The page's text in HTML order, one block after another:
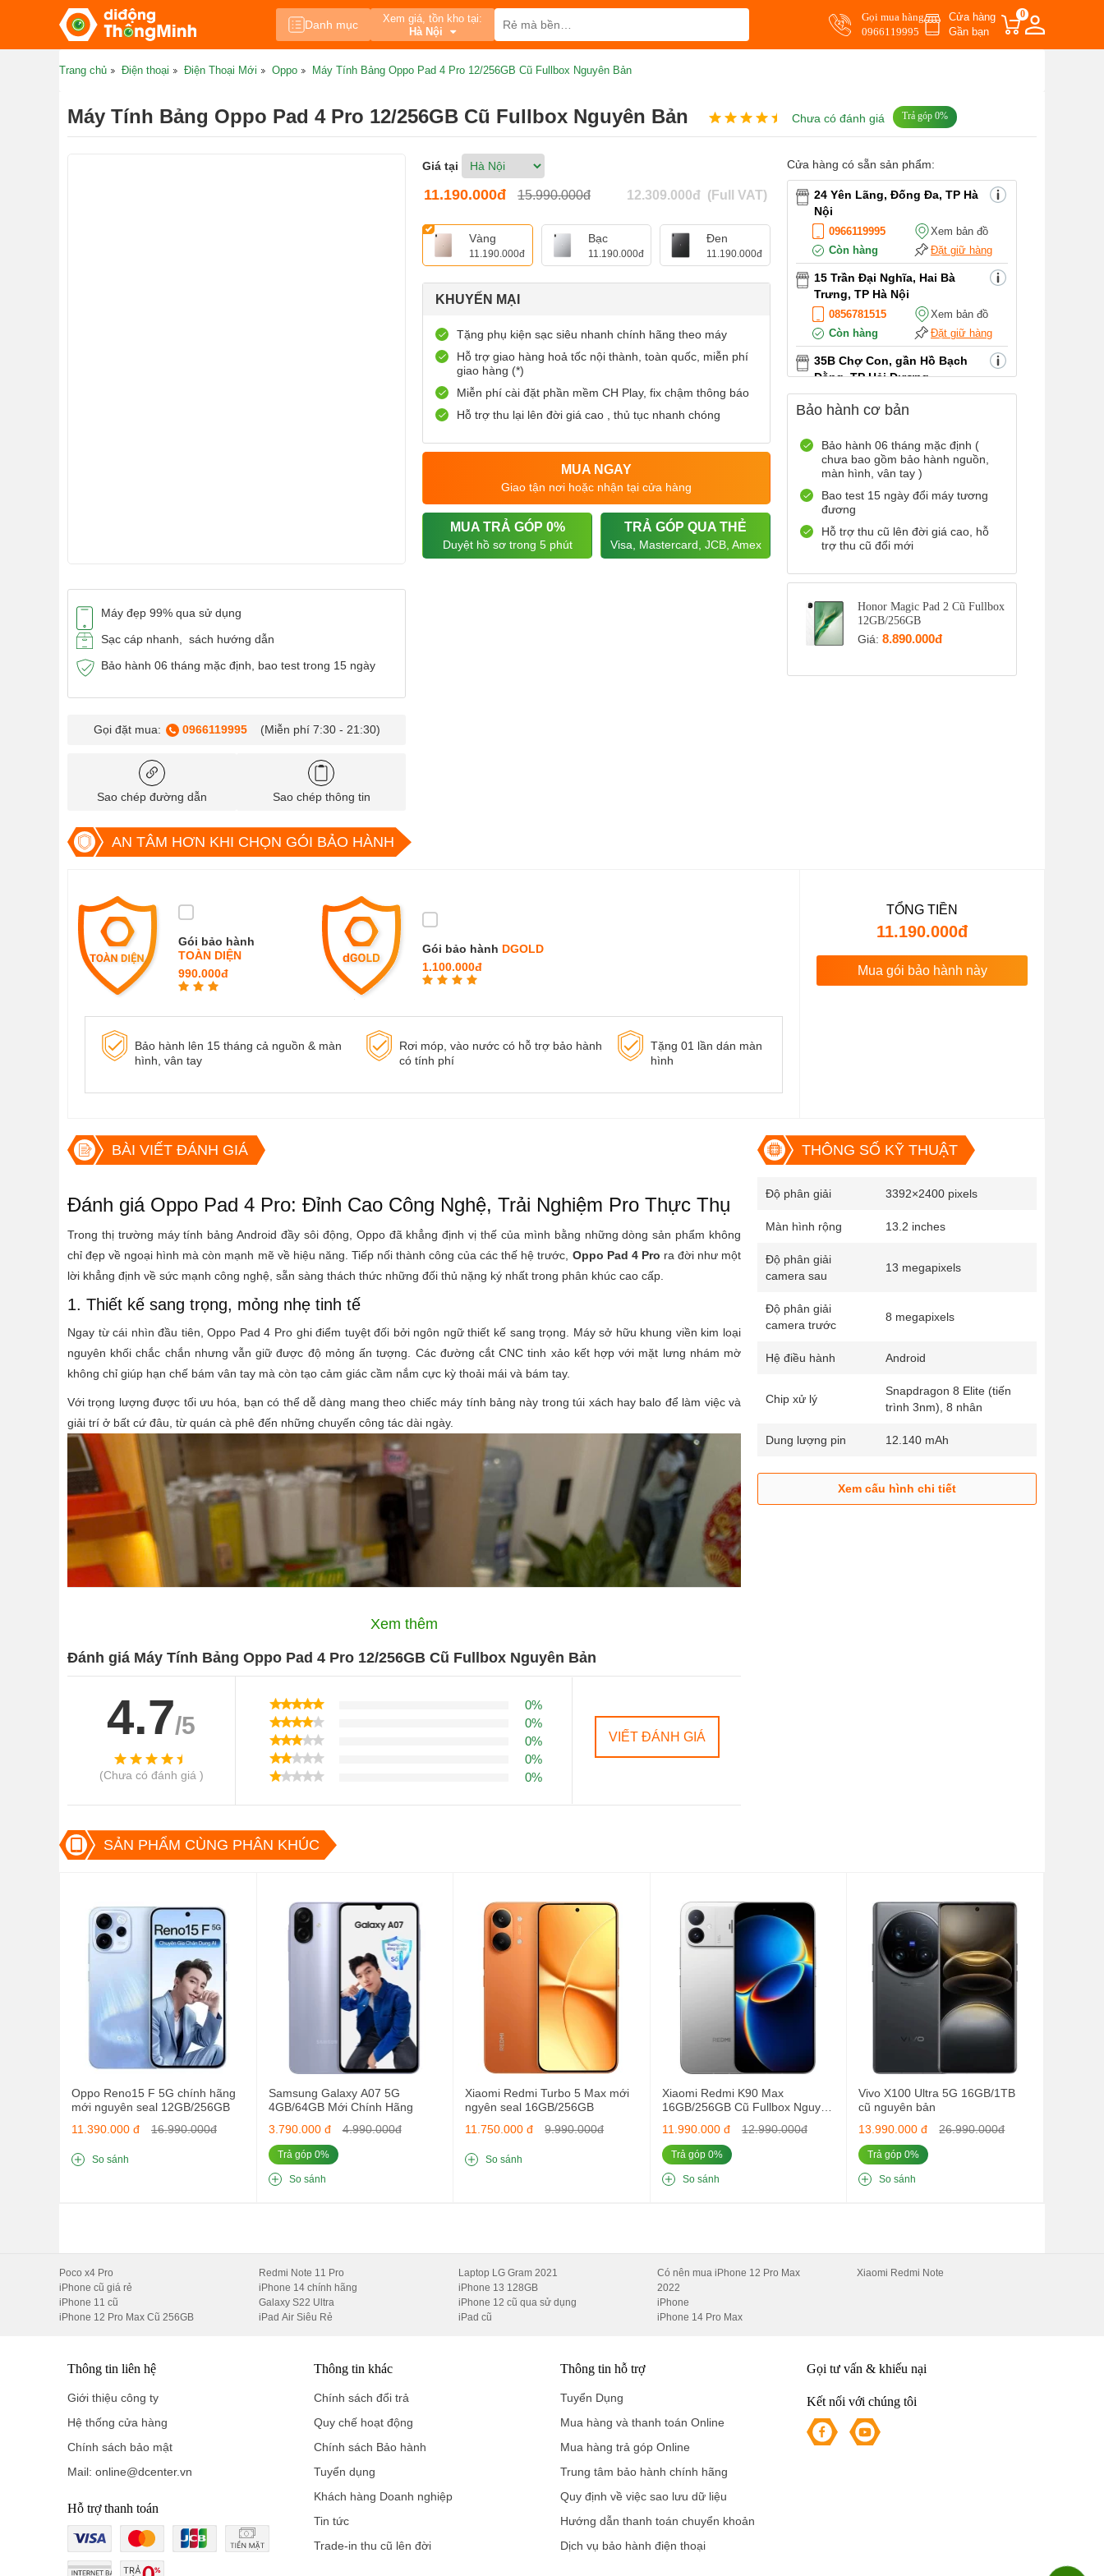
Danh mục
Xem giá, tồn kho tại:
Hà Nội
Gọi mua hàng
0966119995
Cửa hàng
Gần bạn
0
Trang chủ Điện thoại Điện Thoại Mới Oppo Máy Tính Bảng Oppo Pad 4 Pro 12/256GB Cũ Fullbox Nguyên Bản
Máy Tính Bảng Oppo Pad 4 Pro 12/256GB Cũ Fullbox Nguyên Bản Chưa có đánh giá Trả góp 0%
Máy đẹp 99% qua sử dụng
Sạc cáp nhanh, sách hướng dẫn
Bảo hành 06 tháng mặc định, bao test trong 15 ngày
Gọi đặt mua: 0966119995 (Miễn phí 7:30 - 21:30)
Sao chép đường dẫn Sao chép thông tin
Giá tại
11.190.000đ 15.990.000đ 12.309.000đ (Full VAT)
Vàng
11.190.000đ
Bạc
11.190.000đ
Đen
11.190.000đ
KHUYẾN MẠI
Tặng phụ kiện sạc siêu nhanh chính hãng theo máy
Hỗ trợ giao hàng hoả tốc nội thành, toàn quốc, miễn phí
giao hàng (*)
Miễn phí cài đặt phần mềm CH Play, fix chậm thông báo
Hỗ trợ thu lại lên đời giá cao , thủ tục nhanh chóng
MUA NGAY
Giao tận nơi hoặc nhận tại cửa hàng
MUA TRẢ GÓP 0%
Duyệt hồ sơ trong 5 phút
TRẢ GÓP QUA THẺ
Visa, Mastercard, JCB, Amex
Cửa hàng có sẵn sản phẩm:
24 Yên Lãng, Đống Đa, TP Hà
Nội
0966119995
Xem bản đồ
Còn hàng
Đặt giữ hàng
15 Trần Đại Nghĩa, Hai Bà
Trưng, TP Hà Nội
0856781515
Xem bản đồ
Còn hàng
Đặt giữ hàng
35B Chợ Con, gần Hồ Bạch
Đằng, TP Hải Dương
0899965566
Xem bản đồ
Còn hàng
12 Điện Biên Phủ, TP Hải
Phòng
0916551212
Còn hàng
Đặt giữ hàng
Số 72 Trần Thành Ngọ,TP Hải
Phòng
Còn hàng
Đặt giữ hàng
699 Lê Hồng Phong , Quận 10,
TP Hồ Chí Minh
0971699701
Xem bản đồ
Bảo hành cơ bản
Bảo hành 06 tháng mặc định (
chưa bao gồm bảo hành nguồn,
màn hình, vân tay )
Bao test 15 ngày đổi máy tương
đương
Hỗ trợ thu cũ lên đời giá cao, hỗ
trợ thu cũ đổi mới
Honor Magic Pad 2 Cũ Fullbox
12GB/256GB
Giá: 8.890.000đ
AN TÂM HƠN KHI CHỌN GÓI BẢO HÀNH
Gói bảo hành
TOÀN DIỆN
990.000đ
Gói bảo hành DGOLD
1.100.000đ
Bảo hành lên 15 tháng cả nguồn & màn
hình, vân tay
Rơi móp, vào nước có hỗ trợ bảo hành
có tính phí
Tặng 01 lần dán màn
hình
TỔNG TIỀN
11.190.000đ
Mua gói bảo hành này
BÀI VIẾT ĐÁNH GIÁ
Đánh giá Oppo Pad 4 Pro: Đỉnh Cao Công Nghệ, Trải Nghiệm Pro Thực Thụ
Trong thị trường máy tính bảng Android đầy sôi động, Oppo đã khẳng định vị thế của mình bằng những dòng sản phẩm không
chỉ đẹp về ngoại hình mà còn mạnh mẽ về hiệu năng. Tiếp nối thành công của các thế hệ trước, Oppo Pad 4 Pro ra đời như một
lời khẳng định về sức mạnh công nghệ, sẵn sàng thách thức những đối thủ nặng ký nhất trong phân khúc cao cấp.
1. Thiết kế sang trọng, mỏng nhẹ tinh tế
Ngay từ cái nhìn đầu tiên, Oppo Pad 4 Pro ghi điểm tuyệt đối bởi ngôn ngữ thiết kế sang trọng. Máy sở hữu khung viền kim loại
nguyên khối chắc chắn nhưng vẫn giữ được độ mỏng ấn tượng. Các đường cắt CNC tinh xảo kết hợp với mặt lưng nhám mờ
không chỉ giúp hạn chế bám vân tay mà còn tạo cảm giác cầm nắm cực kỳ thoải mái và bám tay.
Với trọng lượng được tối ưu hóa, bạn có thể dễ dàng mang theo chiếc máy tính bảng này trong túi xách hay balo để làm việc và
giải trí ở bất cứ đâu, từ quán cà phê đến những chuyến công tác dài ngày.
Điểm đáng giá nhất trên Oppo Pad 4 Pro chính là màn hình. Được trang bị tấm nền cao cấp với độ phân giải lên đến 3K, mọi chi
tiết hình ảnh đều được tái hiện một cách sống động, sắc nét đến từng chân tơ kẽ tóc.
Tần số quét 144Hz:
Mang lại trải nghiệm vuốt chạm cực kỳ mượt mà, loại bỏ hoàn toàn hiện tượng bóng ma khi chơi game
đồ họa cao hoặc xem các bộ phim hành động nhanh.
Độ sáng vượt trội: Giúp người dùng dễ dàng sử dụng máy ngay cả dưới điều kiện ánh sáng mạnh ngoài trời.
Bảo vệ mắt:
mắt.
3. Hiệu năng "quái vật" với chipset hàng đầu
Xem thêm
Đánh giá Máy Tính Bảng Oppo Pad 4 Pro 12/256GB Cũ Fullbox Nguyên Bản
4.7/5
(Chưa có đánh giá )
0%
0%
0%
0%
0%
VIẾT ĐÁNH GIÁ
THÔNG SỐ KỸ THUẬT
Độ phân giải 3392×2400 pixels
Màn hình rộng 13.2 inches
Độ phân giải
camera sau
13 megapixels
Độ phân giải
camera trước
8 megapixels
Hệ điều hành Android
Chip xử lý
Snapdragon 8 Elite (tiến
trình 3nm), 8 nhân
Dung lượng pin 12.140 mAh
Xem cấu hình chi tiết
SẢN PHẨM CÙNG PHÂN KHÚC
Oppo Reno15 F 5G chính hãng
mới nguyên seal 12GB/256GB
11.390.000 đ
16.990.000đ
So sánh
Samsung Galaxy A07 5G
4GB/64GB Mới Chính Hãng
3.790.000 đ
4.990.000đ
Trả góp 0%
So sánh
Xiaomi Redmi Turbo 5 Max mới
ngyên seal 16GB/256GB
11.750.000 đ
9.990.000đ
So sánh
Xiaomi Redmi K90 Max
16GB/256GB Cũ Fullbox Nguyên
11.990.000 đ 12.990.000đ
Trả góp 0%
So sánh
Vivo X100 Ultra 5G 16GB/1TB
cũ nguyên bản
13.990.000 đ
26.990.000đ
Trả góp 0%
So sánh
Poco x4 Pro
iPhone cũ giá rẻ
iPhone 11 cũ
iPhone 12 Pro Max Cũ 256GB
Redmi Note 11 Pro
iPhone 14 chính hãng
Galaxy S22 Ultra
iPad Air Siêu Rẻ
Laptop LG Gram 2021
iPhone 13 128GB
iPhone 12 cũ qua sử dụng
iPad cũ
Có nên mua iPhone 12 Pro Max
2022
iPhone
iPhone 14 Pro Max
Xiaomi Redmi Note
Thông tin liên hệ
Giới thiệu công ty
Hệ thống cửa hàng
Chính sách bảo mật
Mail: online@dcenter.vn
Hỗ trợ thanh toán
Thông tin khác
Chính sách đổi trả
Quy chế hoạt động
Chính sách Bảo hành
Tuyển dụng
Khách hàng Doanh nghiệp
Tin tức
Trade-in thu cũ lên đời
Thông tin hỗ trợ
Tuyển Dụng
Mua hàng và thanh toán Online
Mua hàng trả góp Online
Trung tâm bảo hành chính hãng
Quy định về việc sao lưu dữ liệu
Hướng dẫn thanh toán chuyển khoản
Dịch vụ bảo hành điện thoại
Gọi tư vấn & khiếu nại
Kết nối với chúng tôi